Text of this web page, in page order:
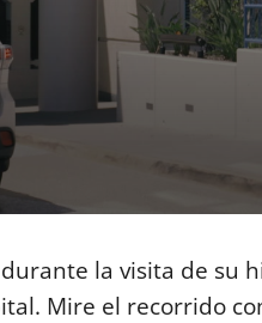
la visita de su
Mire el recorrido